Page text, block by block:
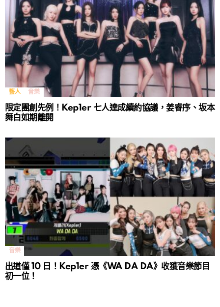
藝人 音樂
限定團創先例！Kep1er 七人達成續約協議，姜睿序、坂本
舞白如期離開
音樂
出道僅 10 日！Kep1er 憑《WA DA DA》收獲音樂節目
初一位！